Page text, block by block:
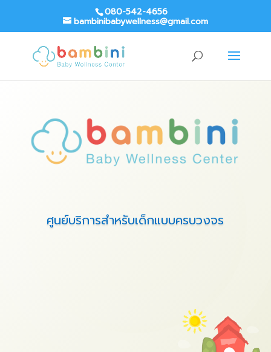
080-542-4656
bambinibabywellness@gmail.com
ศูนย์บริการสำหรับเด็กแบบครบวงจร